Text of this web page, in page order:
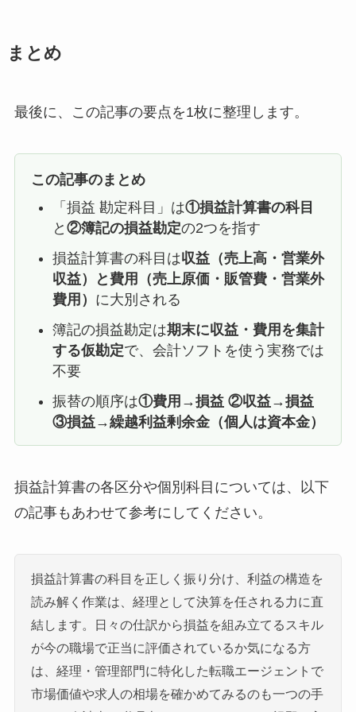
まとめ
最後に、この記事の要点を1枚に整理します。
この記事のまとめ
「損益 勘定科目」は①損益計算書の科目
と ②簿記の損益勘定の2つを指す
損益計算書の科目は収益（売上高・営業外
収益）と費用（売上原価・販管費・営業外
費用） に大別される
簿記の損益勘定は期末に収益・費用を集計
する仮勘定で、会計ソフトを使う実務では
不要
振替の順序は①費用→損益 ②収益→損益
③損益→繰越利益剰余金（個人は資本金）
損益計算書の各区分や個別科目については、以下
の記事もあわせて参考にしてください。
損益計算書の科目を正しく振り分け、利益の構造を
読み解く作業は、経理として決算を任される力に直
結します。日々の仕訳から損益を組み立てるスキル
が今の職場で正当に評価されているか気になる方
は、経理・管理部門に特化した転職エージェントで
市場価値や求人の相場を確かめてみるのも一つの手